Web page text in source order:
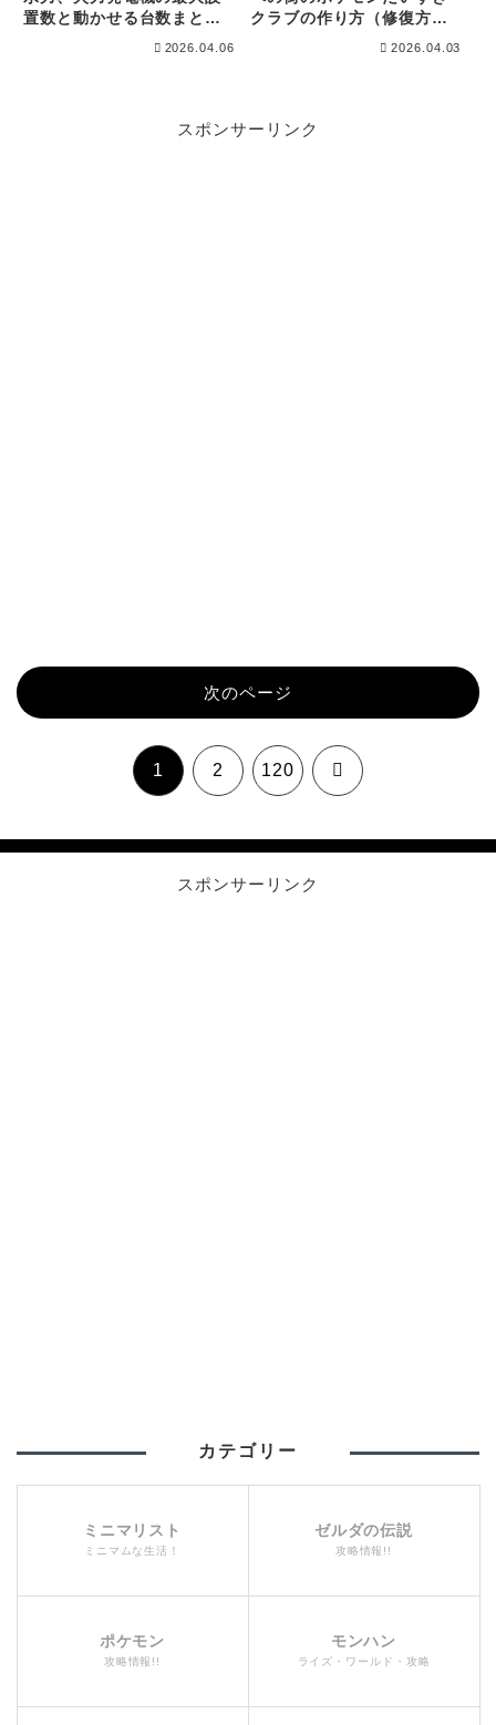
置数と動かせる台数まと
2026.04.06
クラブの作り方（修復方
2026.04.03
スポンサーリンク
次のページ
1 2 120 次
スポンサーリンク
カテゴリー
ミニマリスト
ミニマムな生活！
ゼルダの伝説
攻略情報!!
ポケモン
攻略情報!!
モンハン
ライズ・ワールド・攻略